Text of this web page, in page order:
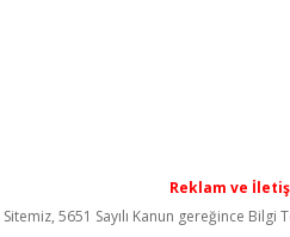
Reklam ve
Sitemiz, 5651 Sayılı Kanun gereğince